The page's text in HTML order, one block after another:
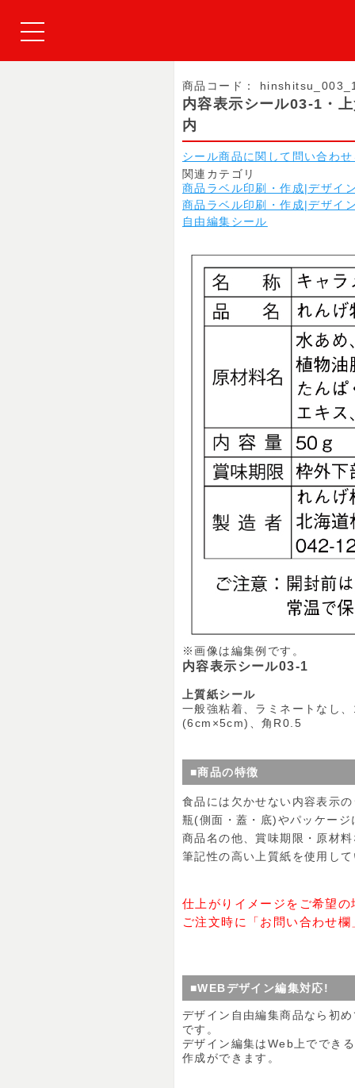
商品コード：
内容表示シール03-1・
内
シール商品に関して問い合わ
関連カテゴリ
商品ラベル印刷・作成|デザイ
商品ラベル印刷・作成|デザイ
自由編集シール
※画像は編集例です。
内容表示シール03-1
上質紙シール
一般強粘着、ラミネートなし
(6cm×5cm)、角R0.5
■商品の特徴
食品には欠かせない内容表示
瓶(側面・蓋・底)やパッケー
商品名の他、賞味期限・原材
筆記性の高い上質紙を使用し
仕上がりイメージをご希望の
ご注文時に「お問い合わせ
■WEBデザイン編集対応!
デザイン自由編集商品なら初
です。
デザイン編集はWeb上ででき
作成ができます。